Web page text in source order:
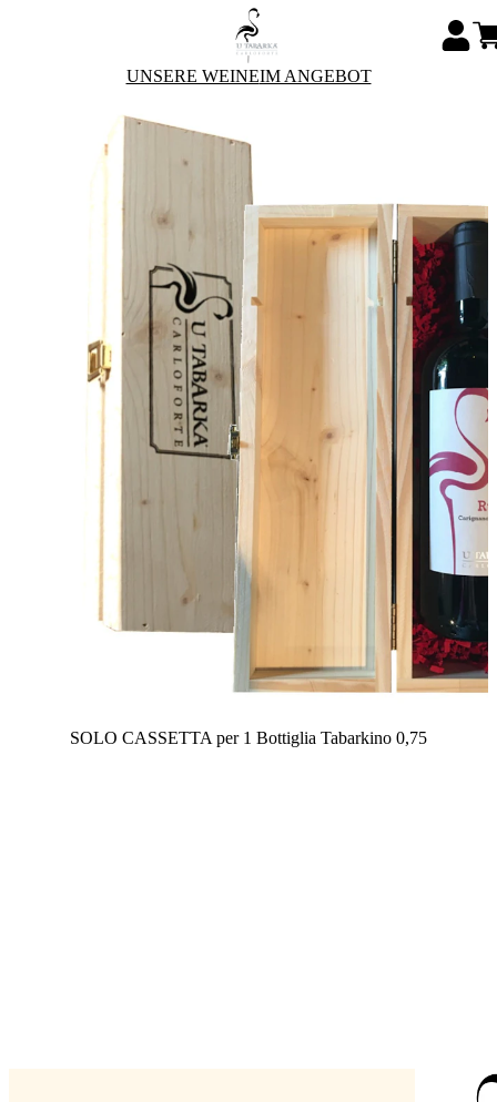
UNSERE WEINEIM ANGEBOT
SOLO CASSETTA per 1 Bottiglia Tabarkino 0,75